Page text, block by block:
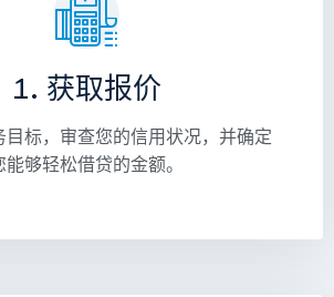
1. 获取报价
目标，审查您的信用状况，并确定
能够轻松借贷的金额。